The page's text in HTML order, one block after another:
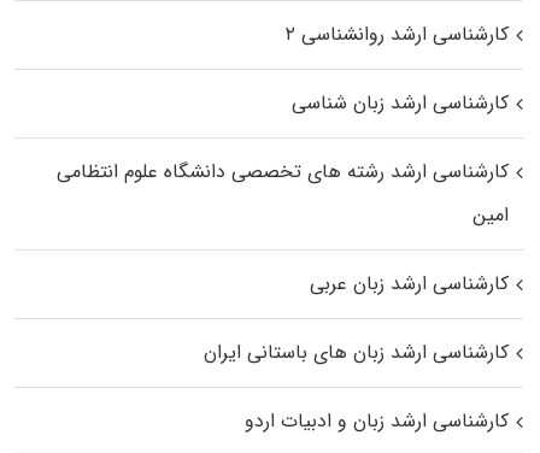
کارشناسی ارشد روانشناسی ۲
کارشناسی ارشد زبان شناسی
کارشناسی ارشد رﺷﺘﻪ ﻫﺎی تخصصی داﻧﺸﮕﺎه ﻋﻠﻮم انتظامی
اﻣﻴﻦ
کارشناسی ارشد زبان عربی
کارشناسی ارشد زبان‌ های باستانی ایران
کارشناسی ارشد زبان و ادبیات اردو